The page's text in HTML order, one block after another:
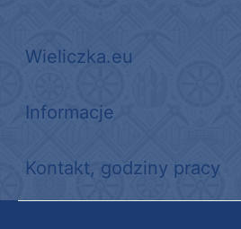
Wieliczka.eu
Informacje
Kontakt, godziny pracy